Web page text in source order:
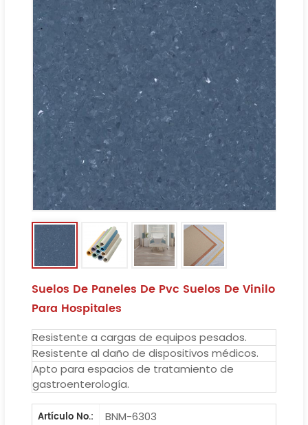
Suelos De Paneles De Pvc Suelos De Vinilo
Para Hospitales
Resistente a cargas de equipos pesados.
Resistente al daño de dispositivos médicos.
Apto para espacios de tratamiento de
gastroenterología.
Artículo No.:
BNM-6303